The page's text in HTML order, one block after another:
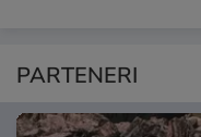
PARTENERI